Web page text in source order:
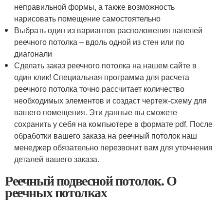
неправильной формы, а также возможность
нарисовать помещение самостоятельно
Выбрать один из вариантов расположения панелей
реечного потолка – вдоль одной из стен или по
диагонали
Сделать заказ реечного потолка на нашем сайте в
один клик! Специальная программа для расчета
реечного потолка точно рассчитает количество
необходимых элементов и создаст чертеж-схему для
вашего помещения. Эти данные вы сможете
сохранить у себя на компьютере в формате pdf. После
обработки вашего заказа на реечный потолок наш
менеджер обязательно перезвонит вам для уточнения
деталей вашего заказа.
Реечный подвесной потолок. О
реечных потолках